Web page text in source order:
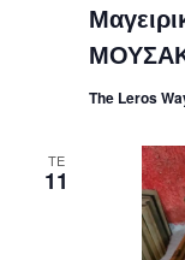
The Leros
ΤΕ
11